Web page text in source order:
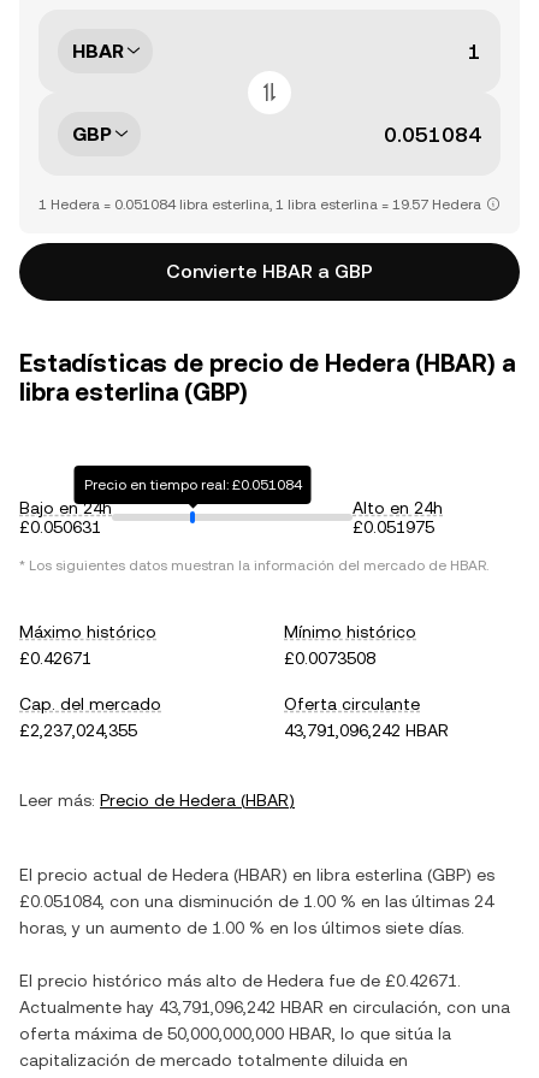
HBAR
GBP
1 Hedera = 0.051084 libra esterlina, 1 libra esterlina = 19.57 Hedera
Convierte HBAR a GBP
Estadísticas de precio de Hedera (HBAR) a
libra esterlina (GBP)
Bajo en 24h
£0.050631
Precio en tiempo real: £0.051084
Alto en 24h
£0.051975
* Los siguientes datos muestran la información del mercado de HBAR.
Máximo histórico
£0.42671
Mínimo histórico
£0.0073508
Cap. del mercado
£2,237,024,355
Oferta circulante
43,791,096,242 HBAR
Leer más: Precio de Hedera (HBAR)
El precio actual de Hedera (HBAR) en libra esterlina (GBP) es
£0.051084, con una disminución de 1.00 % en las últimas 24
horas, y un aumento de 1.00 % en los últimos siete días.
El precio histórico más alto de Hedera fue de £0.42671
Actualmente hay 43,791,096,242 HBAR en circulación, con una
oferta máxima de 50,000,000,000 HBAR , lo que sitúa la
capitalización de mercado totalmente diluida en